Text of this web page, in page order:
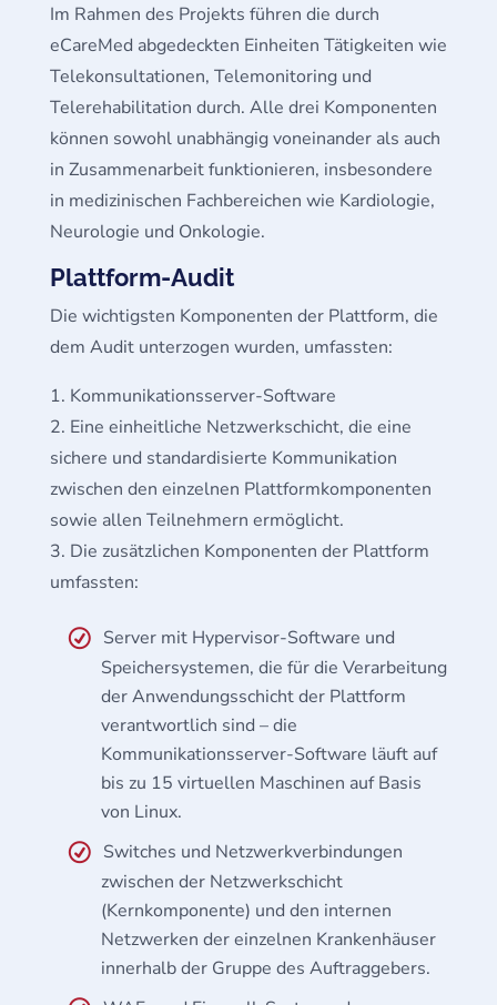
Im Rahmen des Projekts führen die durch
eCareMed abgedeckten Einheiten Tätigkeiten wie
Telekonsultationen, Telemonitoring und
Telerehabilitation durch. Alle drei Komponenten
können sowohl unabhängig voneinander als auch
in Zusammenarbeit funktionieren, insbesondere
in medizinischen Fachbereichen wie Kardiologie,
Neurologie und Onkologie.
Plattform-Audit
Die wichtigsten Komponenten der Plattform, die
dem Audit unterzogen wurden, umfassten:
Kommunikationsserver-Software
Eine einheitliche Netzwerkschicht, die eine
sichere und standardisierte Kommunikation
zwischen den einzelnen Plattformkomponenten
sowie allen Teilnehmern ermöglicht.
Die zusätzlichen Komponenten der Plattform
umfassten:
Server mit Hypervisor-Software und
Speichersystemen, die für die Verarbeitung
der Anwendungsschicht der Plattform
verantwortlich sind – die
Kommunikationsserver-Software läuft auf
bis zu 15 virtuellen Maschinen auf Basis
von Linux.
Switches und Netzwerkverbindungen
zwischen der Netzwerkschicht
(Kernkomponente) und den internen
Netzwerken der einzelnen Krankenhäuser
innerhalb der Gruppe des Auftraggebers.